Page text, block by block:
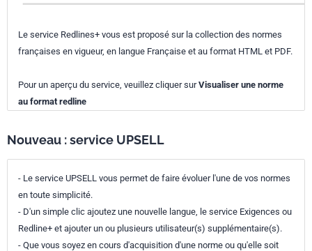
Le service Redlines+ vous est proposé sur la collection des normes
françaises en vigueur, en langue Française et au format HTML et PDF.
Pour un aperçu du service, veuillez cliquer surVisualiser une norme
au format redline
Nouveau : service UPSELL
- Le service UPSELL vous permet de faire évoluer l'une de vos normes
en toute simplicité.
- D'un simple clic ajoutez une nouvelle langue, le service Exigences ou
Redline+ et ajouter un ou plusieurs utilisateur(s) supplémentaire(s).
- Que vous soyez en cours d'acquisition d'une norme ou qu'elle soit